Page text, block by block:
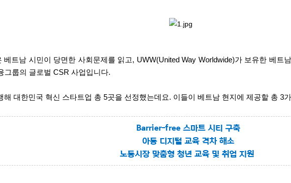
베트남 시민이 당면한 사회문제를 읽고, UWW(United Way Worldwide)가 보유한 베트
그룹의 글로벌 CSR 사업입니다.
해 대한민국 혁신 스타트업 총 5곳을 선정했는데요. 이들이 베트남 현지에 제공할 총 3
Barrier-free 스마트 시티 구축
아동 디지털 교육 격차 해소
노동시장 맞춤형 청년 교육 및 취업 지원